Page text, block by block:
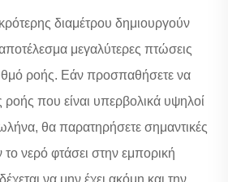
διαμέτρου δημιουργούν
μεγαλύτερες πτώσεις
ροής. Εάν προσπαθήσετε να
ροής που είναι υπερβολικά υψηλοί
θα παρατηρήσετε σημαντικές
νερό φτάσει στην εμπορική
να μην έχει ακόμη και την